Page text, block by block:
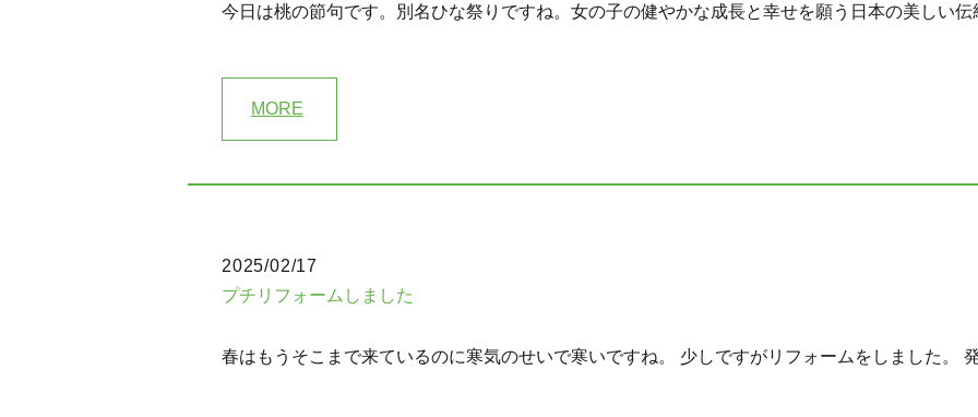
今日は桃の節句です。別名ひな祭りですね。女の子の健やかな成長と幸せを願う日本の美しい
MORE
2025/02/17
プチリフォームしました
春はもうそこまで来ているのに寒気のせいで寒いですね。 少しですがリフォームをしました。